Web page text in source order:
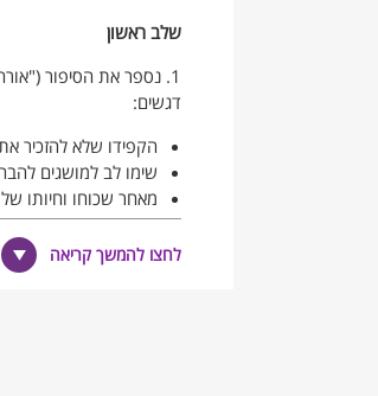
שלב ראשון
1. נספר את הסיפור ("אורח גס רוח"), המובא להלן ללא סופו וללא כותרתו.
דגשים:
הקפידו שלא להזכיר
שימו לב למושגים
מאחַר שכוחו וחיותו
עדיף שתעשו זאת ולא
בליל חורף אחד
לחצו להמשך קריאה